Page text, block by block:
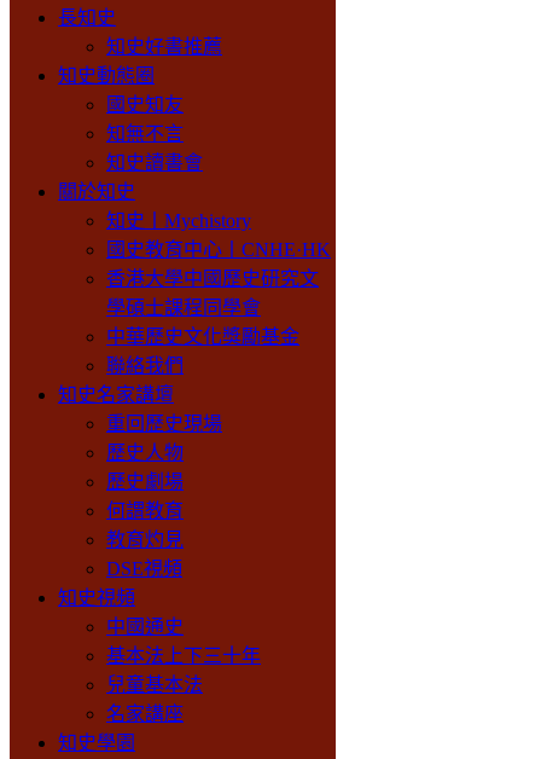
長知史
知史好書推薦
知史動態圈
國史知友
知無不言
知史讀書會
關於知史
知史丨Mychistory
國史教育中心丨CNHE·HK
香港大學中國歷史研究文
學碩士課程同學會
中華歷史文化獎勵基金
聯絡我們
知史名家講壇
重回歷史現場
歷史人物
歷史劇場
何謂教育
教育灼見
DSE視頻
知史視頻
中國通史
基本法上下三十年
兒童基本法
名家講座
知史學園